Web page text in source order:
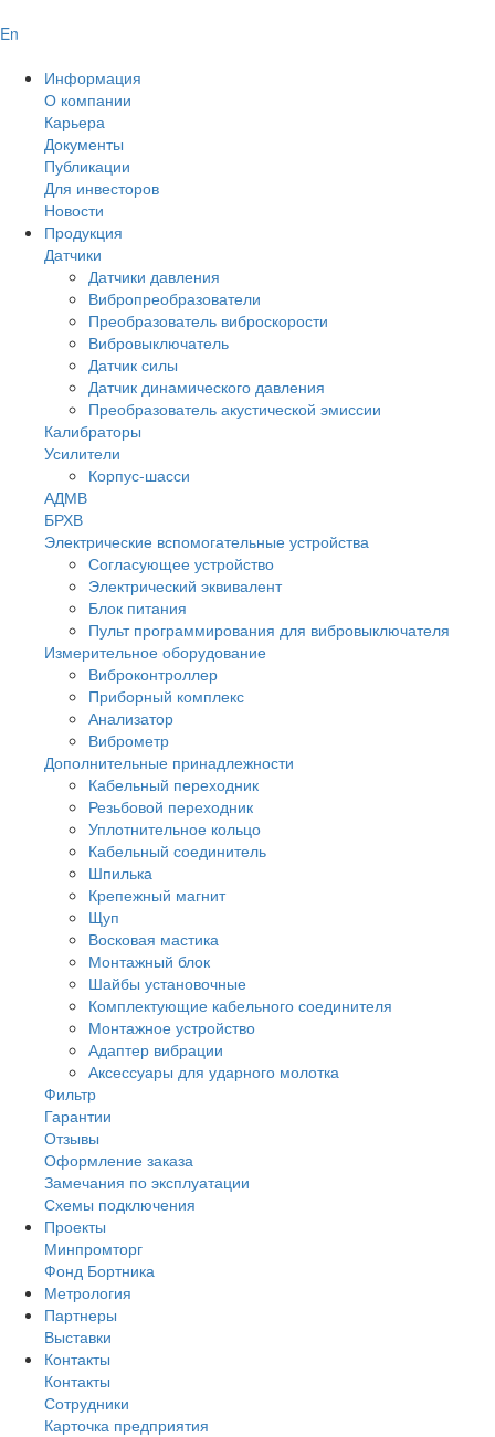
En
Информация
О компании
Карьера
Документы
Публикации
Для инвесторов
Новости
Продукция
Датчики
Датчики давления
Вибропреобразователи
Преобразователь виброскорости
Вибровыключатель
Датчик силы
Датчик динамического давления
Преобразователь акустической эмиссии
Калибраторы
Усилители
Корпус-шасси
АДМВ
БРХВ
Электрические вспомогательные устройства
Согласующее устройство
Электрический эквивалент
Блок питания
Пульт программирования для вибровыключателя
Измерительное оборудование
Виброконтроллер
Приборный комплекс
Анализатор
Виброметр
Дополнительные принадлежности
Кабельный переходник
Резьбовой переходник
Уплотнительное кольцо
Кабельный соединитель
Шпилька
Крепежный магнит
Щуп
Восковая мастика
Монтажный блок
Шайбы установочные
Комплектующие кабельного соединителя
Монтажное устройство
Адаптер вибрации
Аксессуары для ударного молотка
Фильтр
Гарантии
Отзывы
Оформление заказа
Замечания по эксплуатации
Схемы подключения
Проекты
Минпромторг
Фонд Бортника
Метрология
Партнеры
Выставки
Контакты
Контакты
Сотрудники
Карточка предприятия